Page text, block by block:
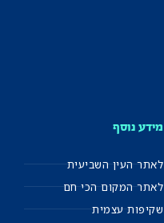
מידע נוסף
לאתר העין השביעית
לאתר המקום הכי חם
שקיפות עצמית